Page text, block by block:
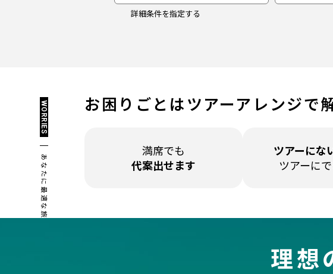
詳細条件を指定する
お困りごとは ツアーアレンジで
WORRIES
あなたに最適な旅行を！
満席でも
代案出せます
ツアーにな
ツアーに
理想